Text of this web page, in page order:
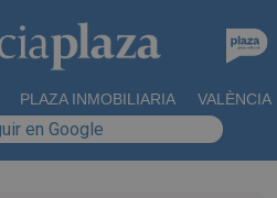
PLAZA INMOBILIARIA VALÈNCIA
en Google